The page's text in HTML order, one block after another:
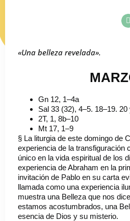
«Una belleza revelada».
Gn 12, 1–4a
Sal 33 (32), 4–5. 18–19. 20
2T, 1, 8b–10
Mt 17, 1–9
§ La liturgia de este domingo de
experiencia de la transfiguración
único en la vida espiritual de los
experiencia de Abraham en la
invitación de Pablo en su carta
llamada como una experiencia
muestra una Belleza que nos
estamos acostumbrados, una
esencia de Dios y su misterio.